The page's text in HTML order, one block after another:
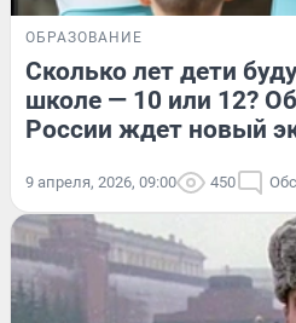
ОБРАЗОВАНИЕ
Сколько лет дети
школе — 10 или 12?
России ждет новый
9 апреля, 2026, 09:00 450